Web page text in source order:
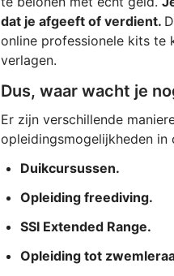
dat je afgeeft of verdient.
online professionele kits te
verlagen.
Dus, waar wacht je
Er zijn verschillende
opleidingsmogelijkheden
Duikcursussen.
Opleiding freediving.
SSI Extended Range.
Opleiding tot